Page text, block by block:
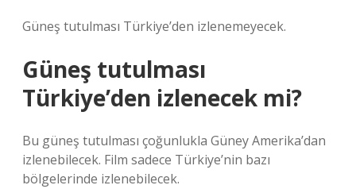
Güneş tutulması Türkiye’den izlenemeyecek.
Güneş tutulması
Türkiye’den izlenecek mi?
Bu güneş tutulması çoğunlukla Güney Amerika’dan
izlenebilecek. Film sadece Türkiye’nin bazı
bölgelerinde izlenebilecek.